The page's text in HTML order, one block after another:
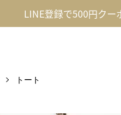
LINE登録で500円ク
トート